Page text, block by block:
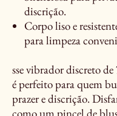
discrição.
Corpo liso e
para limpeza
sse vibrador discreto
é perfeito para quem
prazer e discrição.